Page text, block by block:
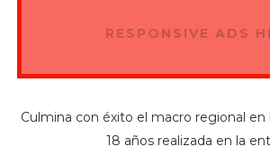
RESPONSIVE ADS
Culmina con éxito el macro regional en
18 años realizada en la